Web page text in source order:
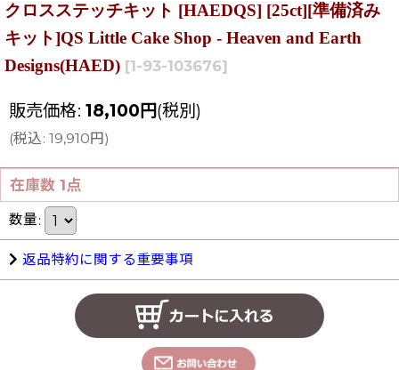
クロスステッチキット [HAEDQS] [25ct][準備済み
キット]QS Little Cake Shop - Heaven and Earth
Designs(HAED) [1-93-103676]
販売価格: 18,100 円(税別)
(税込: 19,910円 )
在庫数 1点
数量:
返品特約に関する重要事項